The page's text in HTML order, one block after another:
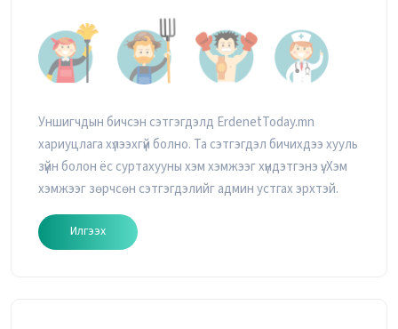
Уншигчдын бичсэн сэтгэгдэлд ErdenetToday.mn
хариуцлага хүлээхгүй болно. Та сэтгэгдэл бичихдээ хууль
зүйн болон ёс суртахууны хэм хэмжээг хүндэтгэнэ үү. Хэм
хэмжээг зөрчсөн сэтгэгдэлийг админ устгах эрхтэй.
Илгээх